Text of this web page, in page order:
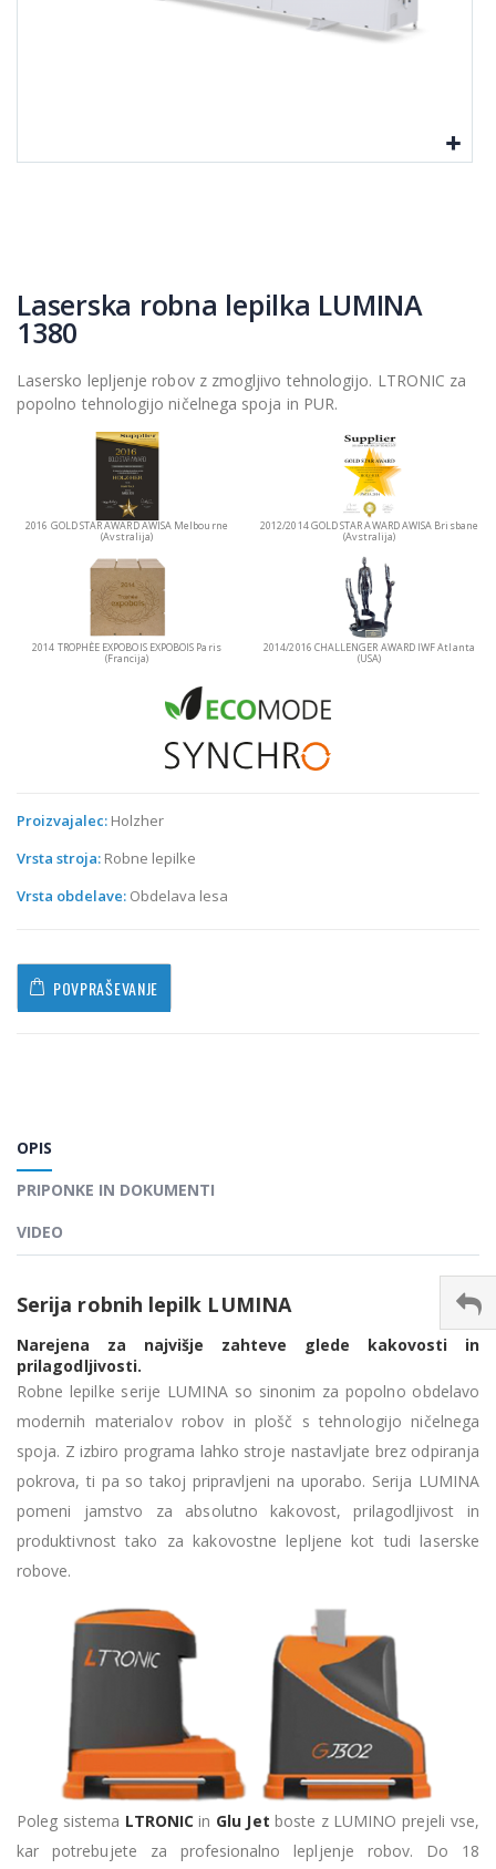
Laserska robna lepilka LUMINA
1380
Lasersko lepljenje robov z zmogljivo tehnologijo. LTRONIC za
popolno tehnologijo ničelnega spoja in PUR.
2016 GOLD STAR AWARD AWISA Melbourne
(Avstralija)
2012/2014GOLD STAR AWARD AWISA Brisbane
(Avstralija)
2014 TROPHÈE EXPOBOIS EXPOBOIS Paris
(Francija)
2014/2016 CHALLENGER AWARD IWFAtlanta
(USA)
Proizvajalec: Holzher
Vrsta stroja: Robne lepilke
Vrsta obdelave: Obdelava lesa
POVPRAŠEVANJE
OPIS
PRIPONKE IN DOKUMENTI
VIDEO
Serija robnih lepilk LUMINA
Narejena za najvišje zahteve glede kakovosti in
prilagodljivosti.
Robne lepilke serije LUMINA so sinonim za popolno obdelavo
modernih materialov robov in plošč s tehnologijo ničelnega
spoja. Z izbiro programa lahko stroje nastavljate brez odpiranja
pokrova, ti pa so takoj pripravljeni na uporabo. Serija LUMINA
pomeni jamstvo za absolutno kakovost, prilagodljivost in
produktivnost tako za kakovostne lepljene kot tudi laserske
robove.
Poleg sistema LTRONIC in Glu Jet boste z LUMINO prejeli vse,
kar potrebujete za profesionalno lepljenje robov. Do 18